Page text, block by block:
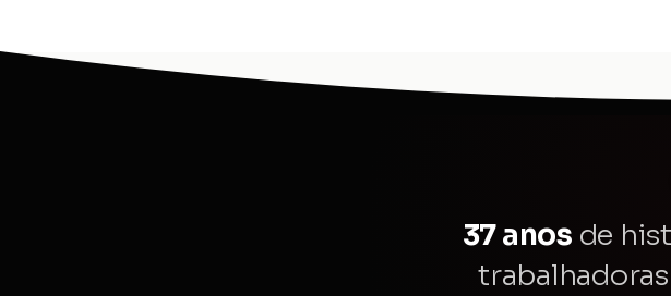
37 anos de